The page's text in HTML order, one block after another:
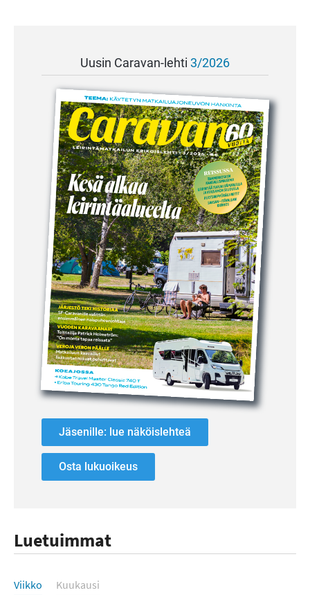
Uusin Caravan-lehti 3/2026
Jäsenille: lue näköislehteä
Osta lukuoikeus
Luetuimmat
Luetuimmat
Viikko Kuukausi